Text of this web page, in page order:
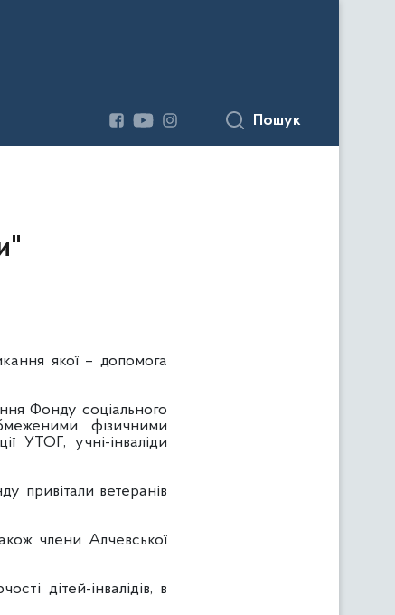
Пошук
якої – допомога
Фонду соціального
фізичними
УТОГ, учні-інваліди
привітали ветеранів
члени Алчевської
дітей-інвалідів, в